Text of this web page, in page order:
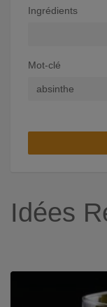
Ingrédients
Mot-clé
Idées